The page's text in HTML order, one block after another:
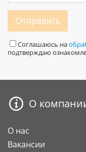
Отправить
Соглашаюсь на
подтверждаю
О
О нас
Вакансии